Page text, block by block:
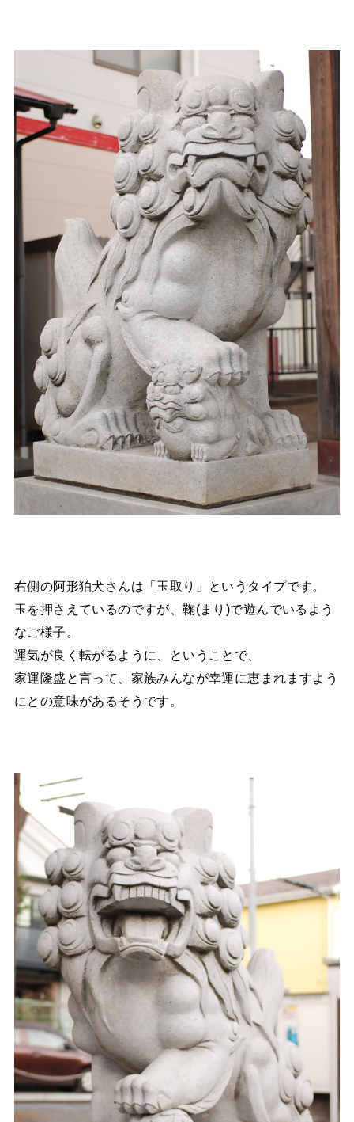
右側の阿形狛犬さんは「玉取り」というタイプです。
玉を押さえているのですが、鞠(まり)で遊んでいるよう
なご様子。
運気が良く転がるように、ということで、
家運隆盛と言って、家族みんなが幸運に恵まれますよう
にとの意味があるそうです。